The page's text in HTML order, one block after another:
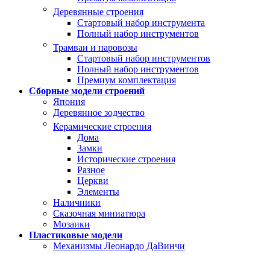
Деревянные строения
Стартовый набор инструмента
Полный набор инструментов
Трамваи и паровозы
Стартовый набор инструментов
Полный набор инструментов
Премиум комплектация
Сборные модели строений
Япония
Деревянное зодчество
Керамические строения
Дома
Замки
Исторические строения
Разное
Церкви
Элементы
Наличники
Сказочная миниатюра
Мозаики
Пластиковые модели
Механизмы Леонардо ДаВинчи